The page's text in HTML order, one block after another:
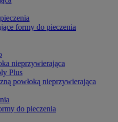
formy do pieczenia
nieprzywierająca
Plus
powłoką nieprzywierająca
do pieczenia